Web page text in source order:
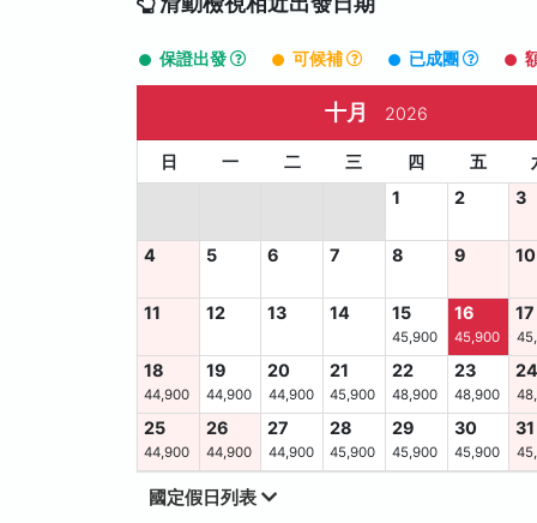
保證出發 可候補 已成團
十月 2026
日 一 二 三 四 五
1
2 3
4 5 6 7 8 9 10
11 12 13 14 15
45,900
16
45,900
17
18
44,900
19
44,900
20
44,900
21
45,900
22
48,900
23
48,900
25
44,900
26
44,900
27
44,900
28
45,900
29
45,900
30
45,900
31
國定假日列表